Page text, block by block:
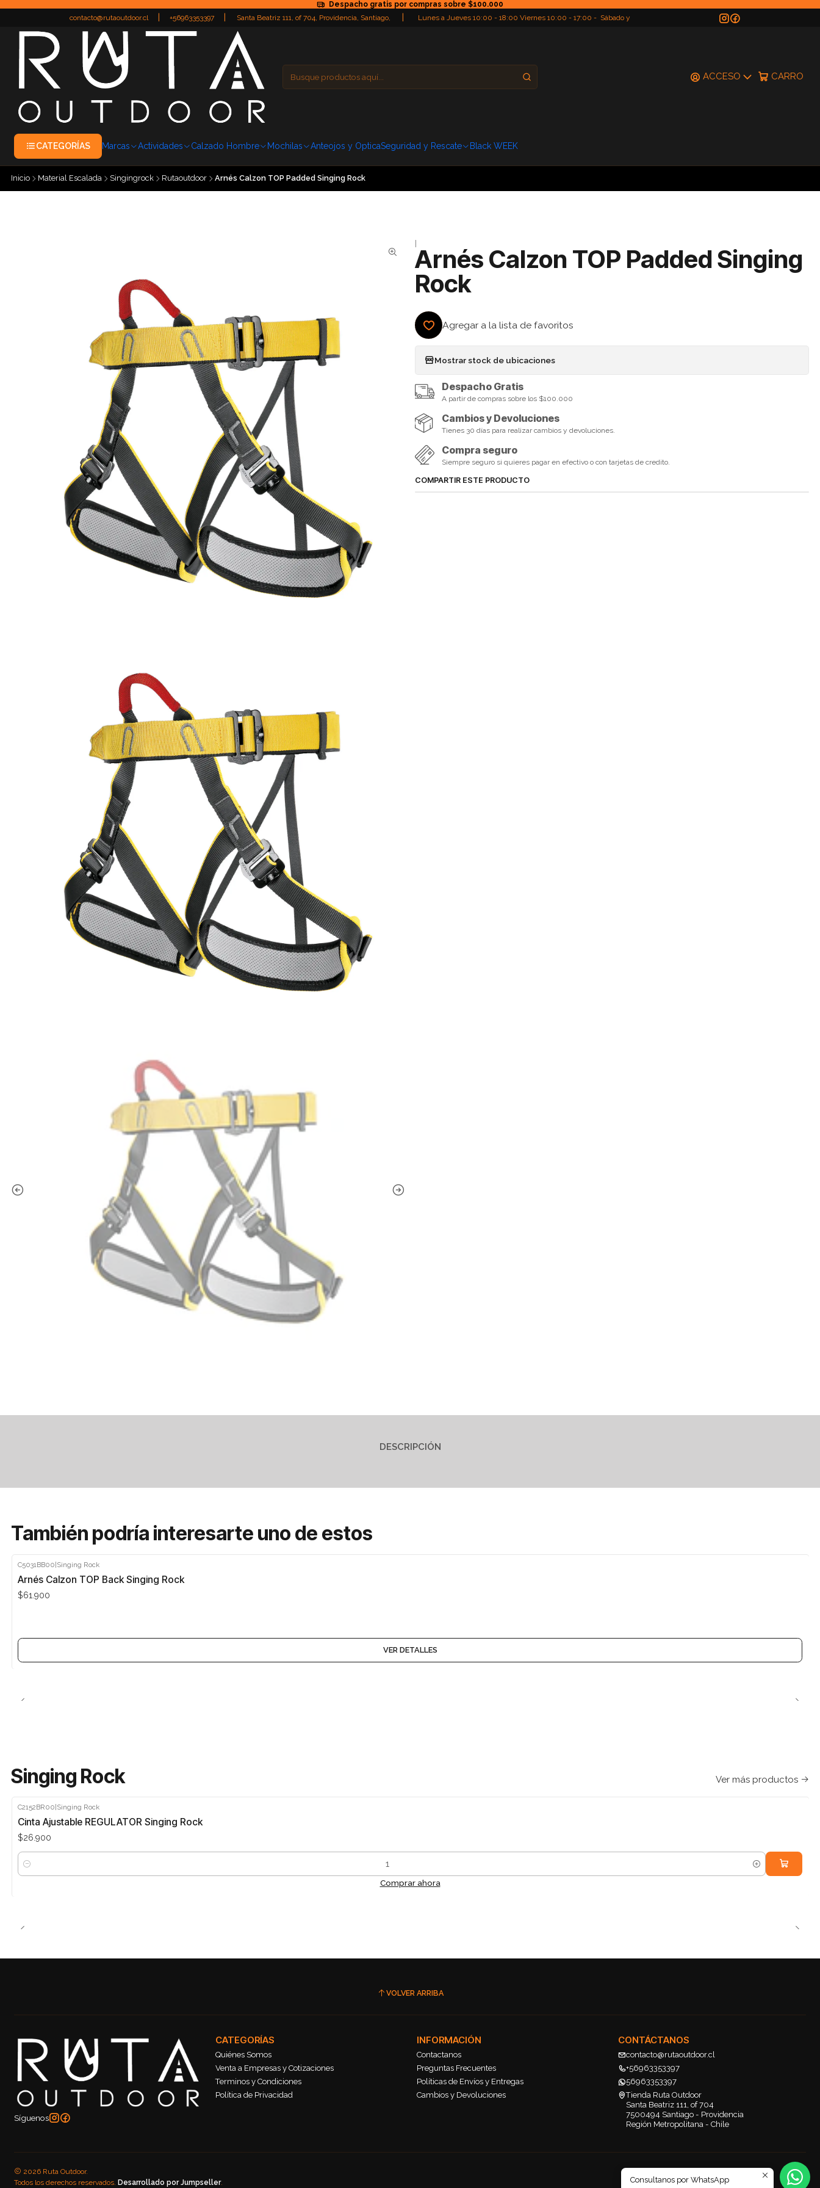
Despacho gratis por compras sobre $100.000
contacto@rutaoutdoor.cl
+56963353397
Santa Beatriz 111, of 704, Providencia, Santiago,
Lunes a Jueves 10:00 - 18:00 Viernes 10:00 - 17:00 - Sábado y
ACCESO CARRO
CATEGORÍAS Marcas Actividades Calzado Hombre Mochilas Anteojos y OpticaSeguridad y Rescate Black WEEK
Inicio Material Escalada Singingrock Rutaoutdoor Arnés Calzon TOP Padded Singing Rock
|
Arnés Calzon TOP Padded Singing
Rock
Agregar a la lista de favoritos
Mostrar stock de ubicaciones
Despacho Gratis
A partir de compras sobre los $100.000
Cambios y Devoluciones
Tienes 30 días para realizar cambios y devoluciones.
Compra seguro
Siempre seguro si quieres pagar en efectivo o con tarjetas de credito.
COMPARTIR ESTE PRODUCTO
DESCRIPCIÓN
También podría interesarte uno de estos
Agotado
C5031BB00|Singing Rock
Arnés Calzon TOP Back Singing Rock
$61.900
VER DETALLES
Singing Rock Ver más productos
C2152BR00 Singing Rock
Cinta Ajustable REGULATOR Singing Rock
$26.900
Cantidad
Comprar ahora
VOLVER ARRIBA
Síguenos
CATEGORÍAS
Quiénes Somos
Venta a Empresas y Cotizaciones
Terminos y Condiciones
Política de Privacidad
INFORMACIÓN
Contactanos
Preguntas Frecuentes
Políticas de Envíos y Entregas
Cambios y Devoluciones
CONTÁCTANOS
contacto@rutaoutdoor.cl
+56963353397
56963353397
Tienda Ruta Outdoor
Santa Beatriz 111, of 704
7500494 Santiago - Providencia
Región Metropolitana - Chile
2026 Ruta Outdoor.
Todos los derechos reservados. Desarrollado por Jumpseller. Consultanos por WhatsApp